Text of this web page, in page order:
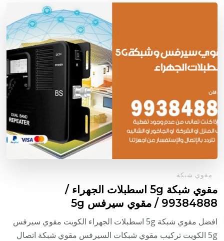
مقوي شبكة
مقوي شبكة 5g اسطبلات الجهراء /
99384888 / مقوي سيرفس 5g
افضل مقوي شبكة 5g اسطبلات الجهراء الكويت مقوي سيرفس
5g الكويت تركيب مقوي شبكات السيرفس مقوي شبكة اتصال